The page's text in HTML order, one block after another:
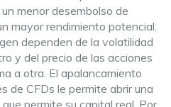
menor desembolso de
mayor rendimiento potencial.
dependen de la volatilidad
y del precio de las acciones
a otra. El apalancamiento
de CFDs le permite abrir una